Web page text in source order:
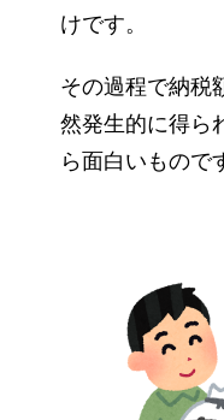
けです。
その過程で納税
然発生的に得ら
ら面白いもので